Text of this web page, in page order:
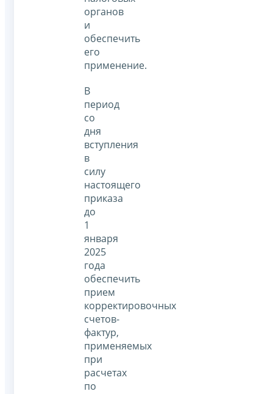
органов
и
обеспечить
его
применение.
В
период
со
дня
вступления
в
силу
настоящего
приказа
до
1
января
2025
года
обеспечить
прием
корректировочных
счетов-
фактур,
применяемых
при
расчетах
по